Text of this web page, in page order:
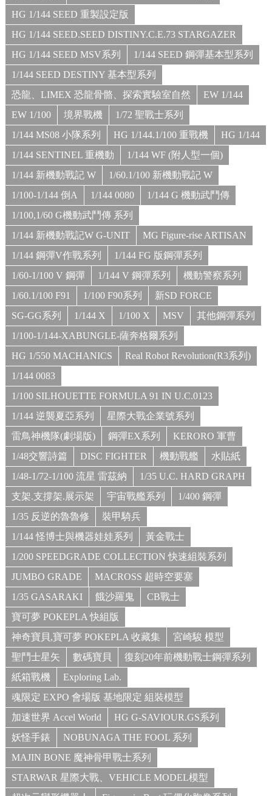
HG 1/144 SEED 重製設定版
HG 1/144 SEED.SEED DISTINY.C.E.73 STARGAZER
HG 1/144 SEED MSV系列
1/144 SEED 鋼彈基本型系列
1/144 SEED DESTINY 基本型系列
恐龍、LIMEX 恐龍骨骼、探索實驗室自然
EW 1/144
EW 1/100
境界戰機
1/72 聖戰士系列
1/144 MS08 小隊系列
HG 1/144.1/100 重戰機
HG 1/144
1/144 SENTINEL 重機動
1/144 WF (附人型一個)
1/144 新機動戰記 W
1/60.1/100 新機動戰記 W
1/100-1/144 倒A
1/144 0080
1/144 G 機動武鬥傳
1/100,1/60 G機動武鬥傳 系列
1/144 新機動戰記W G-UNIT
MG Figure-rise ARTISAN
1/144 鋼彈V作戰系列
1/144 FG 版鋼彈系列
1/60-1/100 V 鋼彈
1/144 V 鋼彈系列
機動警察系列
1/60.1/100 F91
1/100 F90系列
新SD FORCE
SG-GG系列
1/144 X 1/100 X MSV
其他鋼彈系列
1/100-1/144-XABUNGLE-薩奔格爾系列
HG 1/550 MACHANICS
Real Robot Revolution(R3系列)
1/144 0083
1/100 SILHOUETTE FORMULA 91 IN U.C.0123
1/144 逆襲夏亞系列
星際大戰企業號系列
雷鳥神機隊(劇場版)
鋼彈EX系列
KERORO 軍曹
1/48交響詩篇
DISC FIGHTER 機動戰艦
水貼紙
1/48-1/72-1/100 流星 雷茲納
1/35 U.C. HARD GRAPH
支架.支撐架.展示架
宇宙戰艦系列
1/400 鋼彈
1/35 反逆的魯魯修
裝甲騎兵
1/144 怪博士與機器娃娃系列
黃金戰士
1/200 SPEEDGRADE COLLECTION 快速組裝系列
JUMBO GRADE
MACROSS 超時空要塞
1/35 GASARAKI
餓沙羅鬼
CB戰士
寶可夢 POKEPLA 快組版
神奇寶貝,寶可夢 POKEPLA 收藏集
宮崎駿 模型
聖鬥士星矢
數碼寶貝
復刻20年前機動戰士鋼彈系列
紙箱戰機
Exploring Lab.
魂限定 EXPO 會場版 基地限定 組裝模型
加速世界 Accel World
HG G-SAVIOUR.GS系列
妖怪手錶
NOBUNAGA THE FOOL 系列
MAJIN BONE 魔神骨甲戰士系列
STARWAR 星際大戰、VEHICLE MODEL模型